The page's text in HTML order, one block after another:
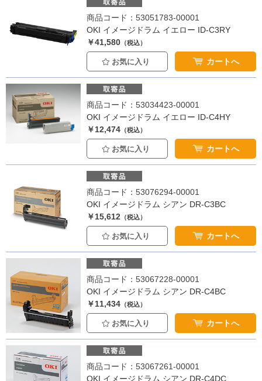
商品コード：53051783-00001
OKI イメージドラム イエロー ID-C3RY
￥41,580 （税込）
お気に入り カートへ
商品コード：53034423-00001
OKI イメージドラム イエロー ID-C4HY
￥12,474 （税込）
お気に入り カートへ
商品コード：53076294-00001
OKI イメージドラム シアン DR-C3BC
￥15,612 （税込）
お気に入り カートへ
商品コード：53067228-00001
OKI イメージドラム シアン DR-C4BC
￥11,434 （税込）
お気に入り カートへ
商品コード：53067261-00001
OKI イメージドラム シアン DR-C4DC